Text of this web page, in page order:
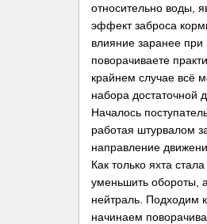
относительно воды,
эффект заброса
влияние заранее
поворачиваете
крайнем случае всё
набора достаточной
Началось
работая штурвалом
направление
Как только яхта
уменьшить обороты,
нейтраль. Подходим
начинаем